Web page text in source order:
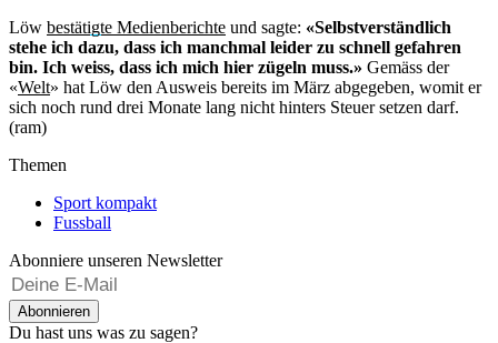
Löw bestätigte Medienberichte und sagte: «Selbstverständlich
stehe ich dazu, dass ich manchmal leider zu schnell gefahren
bin. Ich weiss, dass ich mich hier zügeln muss.» Gemäss der
«Welt» hat Löw den Ausweis bereits im März abgegeben, womit er
sich noch rund drei Monate lang nicht hinters Steuer setzen darf.
(ram)
Themen
Sport kompakt
Fussball
Abonniere unseren Newsletter
Abonnieren
Du hast uns was zu sagen?